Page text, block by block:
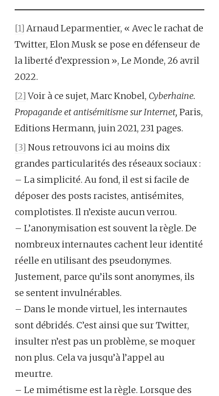
[1] Arnaud Leparmentier, « Avec le rachat de
Twitter, Elon Musk se pose en défenseur de
la liberté d’expression », Le Monde, 26 avril
2022.
[2]Voir à ce sujet, Marc Knobel, Cyberhaine.
Propagande et antisémitisme sur Internet, Paris,
Editions Hermann, juin 2021, 231 pages.
[3] Nous retrouvons ici au moins dix
grandes particularités des réseaux sociaux :
– La simplicité. Au fond, il est si facile de
déposer des posts racistes, antisémites,
complotistes. Il n’existe aucun verrou.
– L’anonymisation est souvent la règle. De
nombreux internautes cachent leur identité
réelle en utilisant des pseudonymes.
Justement, parce qu’ils sont anonymes, ils
se sentent invulnérables.
– Dans le monde virtuel, les internautes
sont débridés. C’est ainsi que sur Twitter,
insulter n’est pas un problème, se moquer
non plus. Cela va jusqu’à l’appel au
meurtre.
– Le mimétisme est la règle. Lorsque des